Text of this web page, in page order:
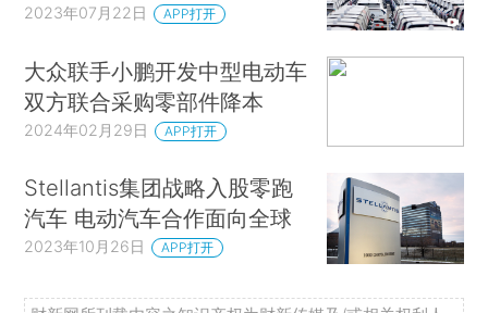
2023年07月22日 APP打开
大众联手小鹏开发中型电动车
双方联合采购零部件降本
2024年02月29日 APP打开
Stellantis集团战略入股零跑
汽车 电动汽车合作面向全球
2023年10月26日 APP打开